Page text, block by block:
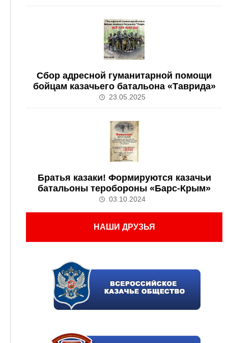
Сбор адресной гуманитарной помощи
бойцам казачьего батальона «Таврида»
23.05.2025
Братья казаки! Формируются казачьи
батальоны теробороны «Барс-Крым»
03.10.2024
НАШИ ДРУЗЬЯ